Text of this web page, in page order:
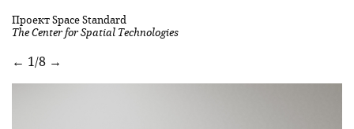
Проект Space Standard
The Center for Spatial Technologies
← 1/8 →